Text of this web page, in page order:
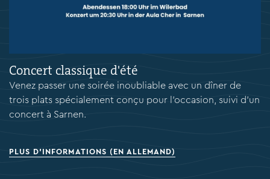
Concert classique d'été
Venez passer une soirée inoubliable avec un dîner de
trois plats spécialement conçu pour l'occasion, suivi d'un
concert à Sarnen.
PLUS D'INFORMATIONS (EN ALLEMAND)